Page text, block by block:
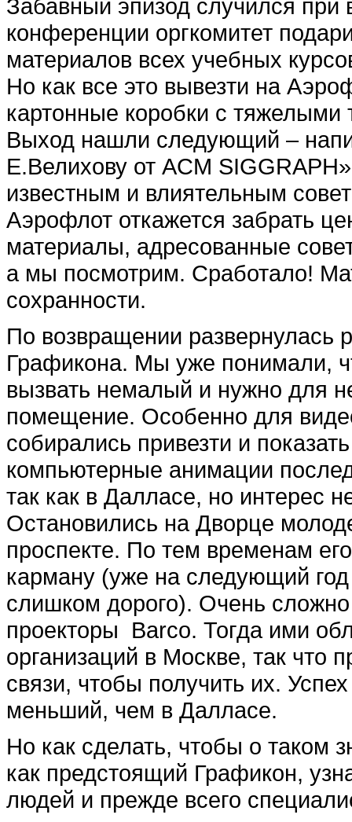
Забавный эпизод случился
конференции оргкомитет
материалов всех учебных
Но как все это вывезти на
картонные коробки с
Выход нашли следующий –
Е.Велихову от ACM
известным и влиятельным
Аэрофлот откажется забрать
материалы, адресованные
а мы посмотрим. Сработало!
сохранности.
По возвращении развернулась
Графикона. Мы уже понимали,
вызвать немалый и нужно для
помещение. Особенно для
собирались привезти и
компьютерные анимации
так как в Далласе, но интерес
Остановились на Дворце
проспекте. По тем временам
карману (уже на следующий
слишком дорого). Очень
проекторы Barco. Тогда ими
организаций в Москве, так что
связи, чтобы получить их.
меньший, чем в Далласе.
Но как сделать, чтобы о таком
как предстоящий Графикон,
людей и прежде всего